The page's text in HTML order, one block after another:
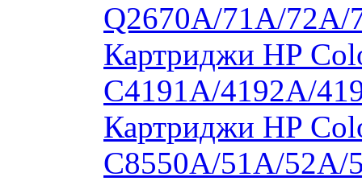
Q2670A/71A/
Картриджи HP
C4191A/4192A/
Картриджи HP
C8550A/51A/